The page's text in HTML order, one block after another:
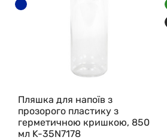
Пляшка для напоїв з
прозорого пластику з
герметичною кришкою, 850
мл K-35N7178